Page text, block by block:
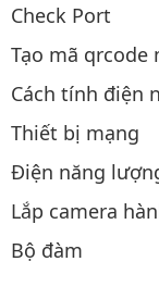
Check Port
Tạo mã qrcode
Cách tính điện
Thiết bị mạng
Điện năng
Lắp camera
Bộ đàm